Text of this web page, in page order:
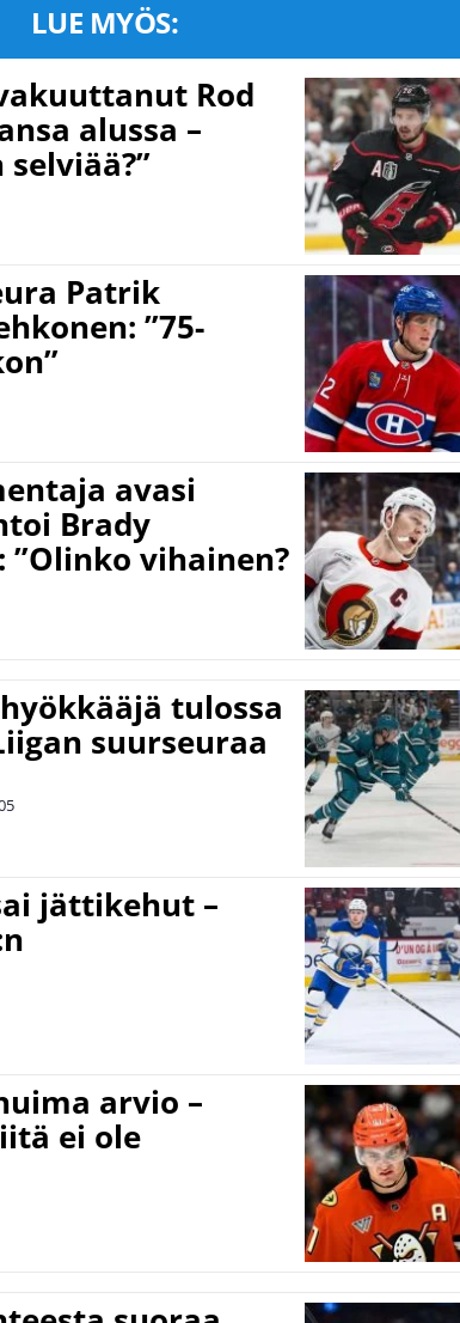
LUE MYÖS:
Rod
alussa –
Patrik
”75-
avasi
Brady
vihainen?
tulossa
suurseuraa
jättikehut –
arvio –
ei ole